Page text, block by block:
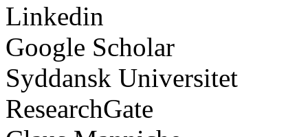
Linkedin
Google Scholar
Syddansk Universitet
ResearchGate